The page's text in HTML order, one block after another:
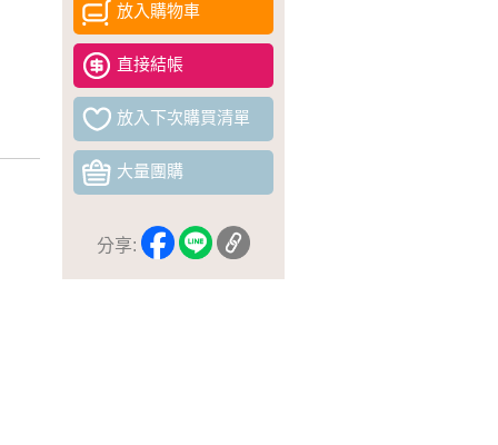
放入購物車
直接結帳
放入下次購買清單
大量團購
分享: